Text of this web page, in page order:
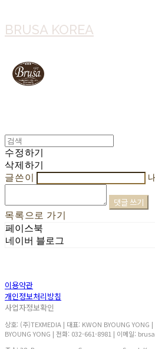
BRUSA KOREA
수정하기
삭제하기
글쓴이
댓글 쓰기
목록으로 가기
페이스북
네이버 블로그
이용약관
개인정보처리방침
사업자정보확인
상호: (주)TEXMEDIA | 대표: KWON BYOUNG YONG
BYOUNG YONG | 전화: 032-661-8981 | 이메일: